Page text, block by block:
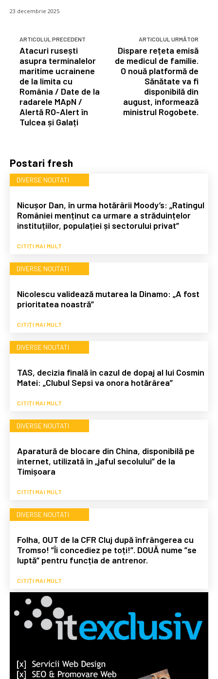
Postari fresh
DIVERSE NOUTATI
Nicușor Dan, în urma hotărârii Moody’s: „Ratingul
României menținut ca urmare a străduințelor
instituțiilor, populației și sectorului privat”
CITIȚI MAI MULT
DIVERSE NOUTATI
Nicolescu validează mutarea la Dinamo: „A fost
prioritatea noastră”
CITIȚI MAI MULT
DIVERSE NOUTATI
TAS, decizia finală în cazul de dopaj al lui Cosmin
Matei: „Clubul Sepsi va onora hotărârea”
CITIȚI MAI MULT
DIVERSE NOUTATI
Aparatură de blocare din China, disponibilă pe
internet, utilizată în „jaful secolului” de la
Timișoara
CITIȚI MAI MULT
DIVERSE NOUTATI
Folha, OUT de la CFR Cluj după înfrângerea cu
Tromso! ”Îi concediez pe toți!”. DOUĂ nume ”se
luptă” pentru funcția de antrenor.
CITIȚI MAI MULT
23 decembrie 2025
ARTICOLUL PRECEDENT
Atacuri rusești
asupra terminalelor
maritime ucrainene
de la limita cu
România / Date de la
radarele MApN /
Alertă RO-Alert în
Tulcea și Galați
ARTICOLUL URMĂTOR
Dispare rețeta emisă
de medicul de familie.
O nouă platformă de
Sănătate va fi
disponibilă din
august, informează
ministrul Rogobete.